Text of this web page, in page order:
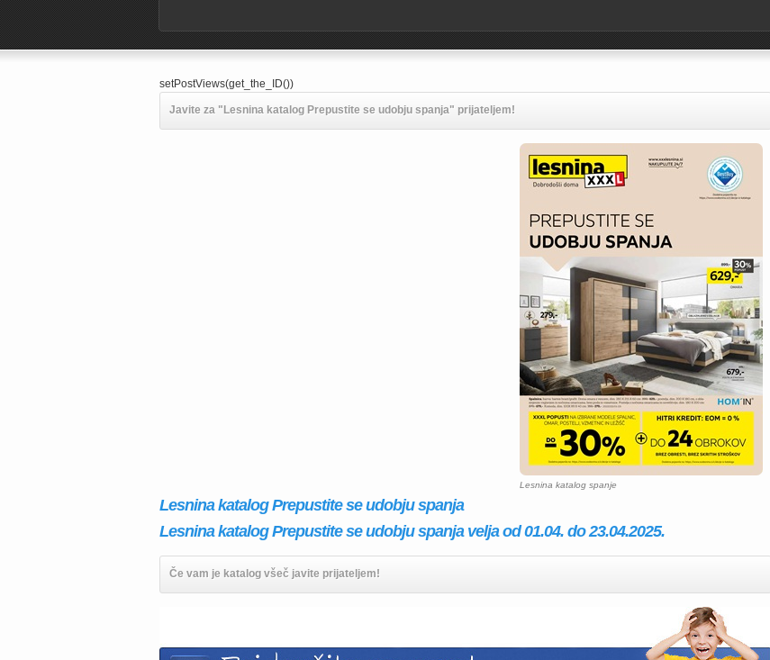
setPostViews(get_the_ID())
Javite za "Lesnina katalog Prepustite se udobju spanja" prijateljem!
Lesnina katalog spanje
Lesnina katalog Prepustite se udobju spanja
Lesnina katalog Prepustite se udobju spanja velja od 01.04. do 23.04.2025.
Če vam je katalog všeč javite prijateljem!